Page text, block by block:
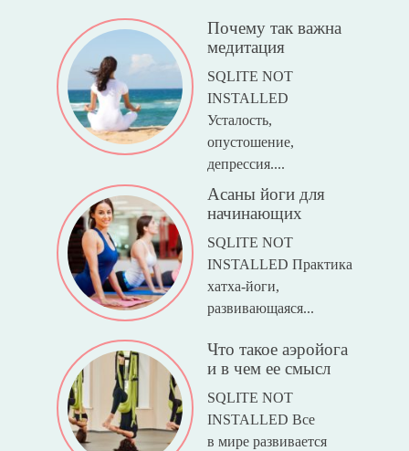
Почему так важна
медитация
SQLITE NOT
INSTALLED
Усталость,
опустошение,
депрессия....
Асаны йоги для
начинающих
SQLITE NOT
INSTALLED Практика
хатха-йоги,
развивающаяся...
Что такое аэройога
и в чем ее смысл
SQLITE NOT
INSTALLED Все
в мире развивается